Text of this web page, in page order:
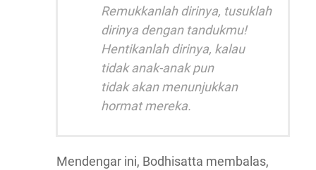
Remukkanlah dirinya, tusuklah
dirinya dengan tandukmu!
Hentikanlah dirinya, kalau
tidak anak-anak pun
tidak akan menunjukkan
hormat mereka.
Mendengar ini, Bodhisatta membalas,